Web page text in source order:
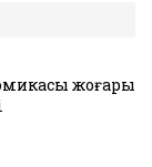
жоғары